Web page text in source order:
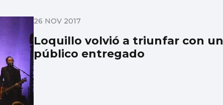
26 NOV 2017
Loquillo volvió a triunfar con un
público entregado